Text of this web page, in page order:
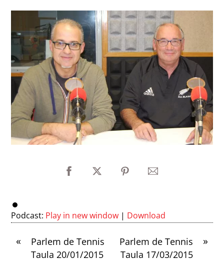
Podcast: Play in new window | Download
«
Parlem de Tennis
Taula 20/01/2015
»
Parlem de Tennis
Taula 17/03/2015